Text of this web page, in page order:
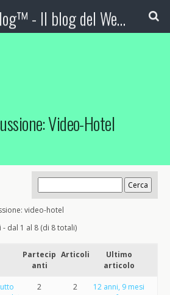
Booking Blog™ - Il blog del Web Marketing Turistico
Video-Hotel
video-hotel
dal 1 al 8 (di 8 totali)
Partecip
anti
Articoli
Ultimo
articolo
2 2
12 anni, 9 mesi